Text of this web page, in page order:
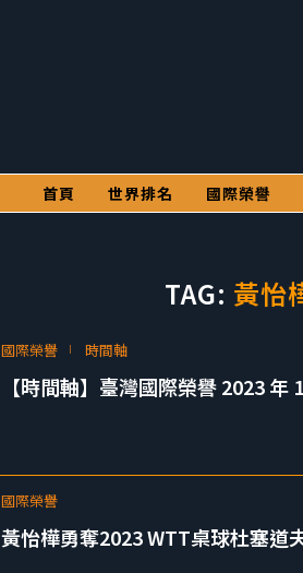
首頁 世界排名 國際榮譽
TAG: 黃怡
國際榮譽 時間軸
【時間軸】臺灣國際榮譽 2023 年
國際榮譽
黃怡樺勇奪2023 WTT桌球杜塞道